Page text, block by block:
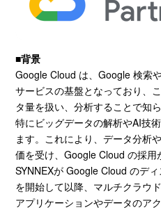
■背景
Google Cloud は、Google検索
サービスの基盤となっており、
タ量を扱い、分析することで知
特にビッグデータの解析やAI技
ます。これにより、データ分析
価を受け、Google Cloudの採用
SYNNEXがGoogle Cloudのデ
を開始して以降、マルチクラウ
アプリケーションやデータのア